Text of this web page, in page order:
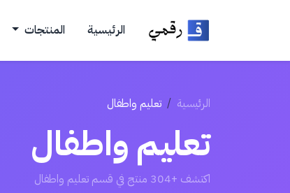
الرئيسية المنتجات
الرئيسية تعليم واطفال
تعليم واطفال
اكتشف +304 منتج في قسم تعليم واطفال